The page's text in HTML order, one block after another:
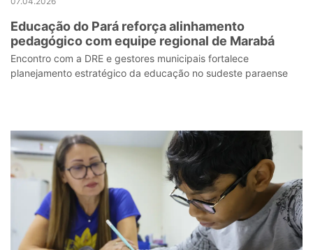
Educação do Pará reforça alinhamento
pedagógico com equipe regional de Marabá
Encontro com a DRE e gestores municipais fortalece
planejamento estratégico da educação no sudeste paraense